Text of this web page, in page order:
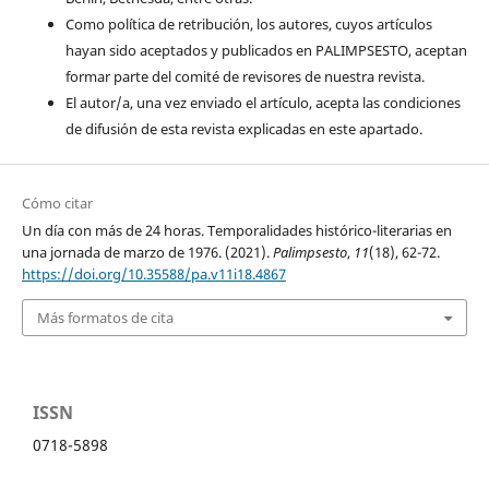
Como política de retribución, los autores, cuyos artículos
hayan sido aceptados y publicados en PALIMPSESTO, aceptan
formar parte del comité de revisores de nuestra revista.
El autor/a, una vez enviado el artículo, acepta las condiciones
de difusión de esta revista explicadas en este apartado.
Cómo citar
Un día con más de 24 horas. Temporalidades histórico-literarias en
una jornada de marzo de 1976. (2021).Palimpsesto, 11(18), 62-72.
https://doi.org/10.35588/pa.v11i18.4867
Más formatos de cita
ISSN
0718-5898